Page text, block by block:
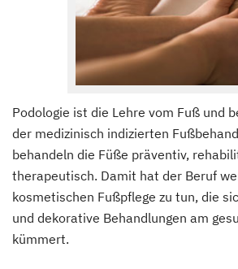
Podologie ist die Lehre vom Fuß und
der medizinisch indizierten
behandeln die Füße präventiv,
therapeutisch. Damit hat der Beruf
kosmetischen Fußpflege zu tun, die
und dekorative Behandlungen am
kümmert.